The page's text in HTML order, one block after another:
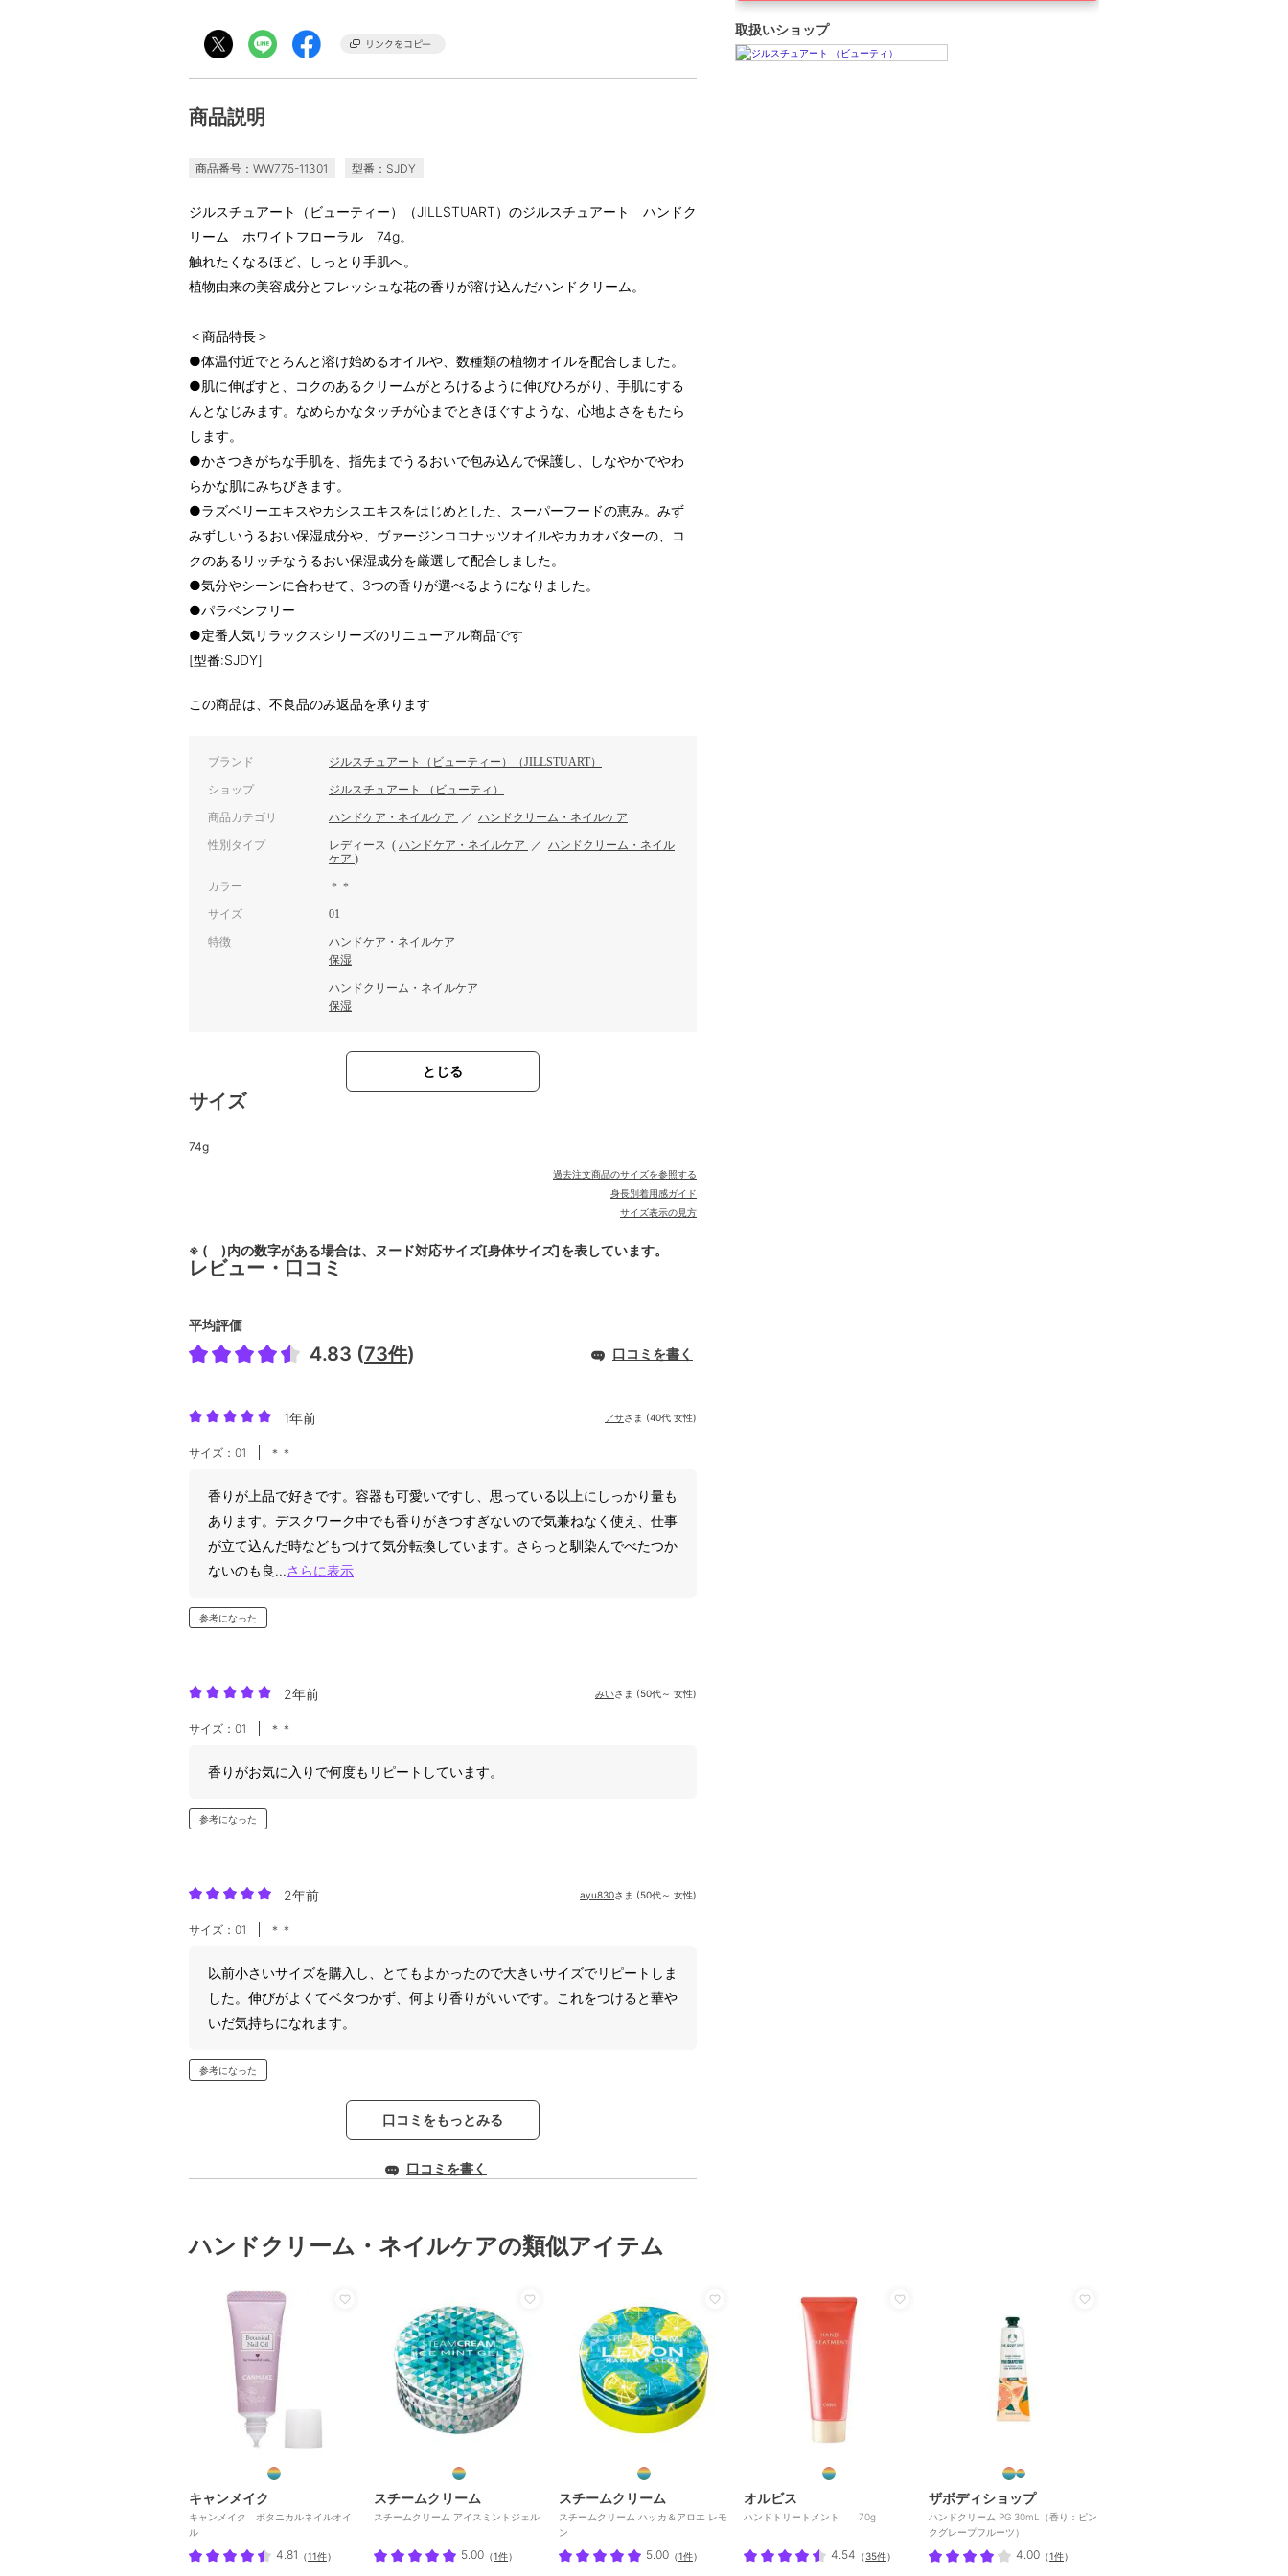
商品説明
商品番号：WW775-11301 型番：SJDY
ジルスチュアート（ビューティー）（JILLSTUART）のジルスチュアート ハンドク
リーム ホワイトフローラル 74g。
触れたくなるほど、しっとり手肌へ。
植物由来の美容成分とフレッシュな花の香りが溶け込んだハンドクリーム。
＜商品特長＞
●体温付近でとろんと溶け始めるオイルや、数種類の植物オイルを配合しました。
●肌に伸ばすと、コクのあるクリームがとろけるように伸びひろがり、手肌にする
んとなじみます。なめらかなタッチが心までときほぐすような、心地よさをもたら
します。
●かさつきがちな手肌を、指先までうるおいで包み込んで保護し、しなやかでやわ
らかな肌にみちびきます。
●ラズベリーエキスやカシスエキスをはじめとした、スーパーフードの恵み。みず
みずしいうるおい保湿成分や、ヴァージンココナッツオイルやカカオバターの、コ
クのあるリッチなうるおい保湿成分を厳選して配合しました。
●気分やシーンに合わせて、3つの香りが選べるようになりました。
●パラベンフリー
●定番人気リラックスシリーズのリニューアル商品です
[型番:SJDY]
この商品は、不良品のみ返品を承ります
ブランド ジルスチュアート（ビューティー）（JILLSTUART）
ショップ ジルスチュアート （ビューティ）
商品カテゴリ ハンドケア・ネイルケア ／ ハンドクリーム・ネイルケア
性別タイプ レディース ( ハンドケア・ネイルケア ／ ハンドクリーム・ネイル
ケア )
カラー ＊＊
サイズ 01
特徴
ハンドケア・ネイルケア
保湿
ハンドクリーム・ネイルケア
保湿
とじる
サイズ
74g
過去注文商品のサイズを参照する
身長別着用感ガイド
サイズ表示の見方
※ ( )内の数字がある場合は、ヌード対応サイズ[身体サイズ]を表しています。
レビュー・口コミ
平均評価
4.83 (73件) 口コミを書く
1年前 アサさま (40代 女性)
サイズ：01 ＊＊
香りが上品で好きです。容器も可愛いですし、思っている以上にしっかり量も
あります。デスクワーク中でも香りがきつすぎないので気兼ねなく使え、仕事
が立て込んだ時などもつけて気分転換しています。さらっと馴染んでべたつか
ないのも良... さらに表示
参考になった
2年前 みいさま (50代～ 女性)
サイズ：01 ＊＊
香りがお気に入りで何度もリピートしています。
参考になった
2年前 ayu830さま (50代～ 女性)
サイズ：01 ＊＊
以前小さいサイズを購入し、とてもよかったので大きいサイズでリピートしま
した。伸びがよくてベタつかず、何より香りがいいです。これをつけると華や
いだ気持ちになれます。
参考になった
口コミをもっとみる
口コミを書く
取扱いショップ
ハンドクリーム・ネイルケアの類似アイテム
キャンメイク
キャンメイク ボタニカルネイルオイ
ル
4.81 （11件）
スチームクリーム
スチームクリーム アイスミントジェル
5.00 （1件）
スチームクリーム
スチームクリーム ハッカ＆アロエ レモ
ン
5.00 （1件）
オルビス
ハンドトリートメント 70g
4.54 （35件）
ザボディショップ
ハンドクリーム PG 30mL（香り：ピン
クグレープフルーツ）
4.00 （1件）